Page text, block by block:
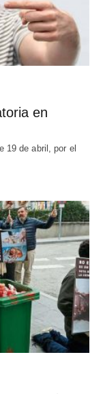
en
19 de abril, por el